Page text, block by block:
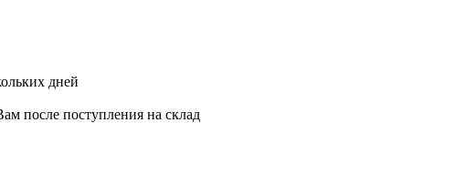
дней
после поступления на склад